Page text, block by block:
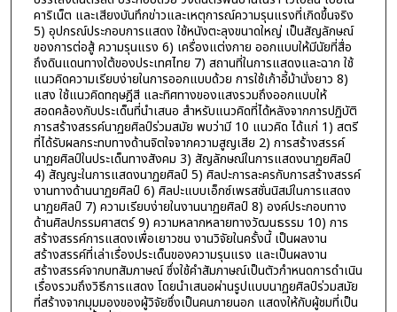
คาริเน็ต และเสียงบันทึกข่าวและเหตุการณ์ความรุนแรงที่เกิดขึ้นจริง
5) อุปกรณ์ประกอบการแสดง ใช้หนังตะลุงขนาดใหญ่ เป็นสัญลักษณ์
ของการต่อสู้ ความรุนแรง 6) เครื่องแต่งกาย ออกแบบให้มีนัยที่สื่อ
ถึงดินแดนทางใต้ของประเทศไทย 7) สถานที่ในการแสดงและฉาก ใช้
แนวคิดความเรียบง่ายในการออกแบบด้วย การใช้เก้าอี้ม้านั่งยาว 8)
แสง ใช้แนวคิดทฤษฎีสี และทิศทางของแสงรวมถึงออกแบบให้
สอดคล้องกับประเด็นที่นำเสนอ สำหรับแนวคิดที่ได้หลังจากการปฏิบัติ
การสร้างสรรค์นาฏยศิลป์ร่วมสมัย พบว่ามี 10 แนวคิด ได้แก่ 1) สตรี
ที่ได้รับผลกระทบทางด้านจิตใจจากความสูญเสีย 2) การสร้างสรรค์
นาฏยศิลป์ในประเด็นทางสังคม 3) สัญลักษณ์ในการแสดงนาฏยศิลป์
4) สัญญะในการแสดงนาฏยศิลป์ 5) ศิลปะการละครกับการสร้างสรรค์
งานทางด้านนาฏยศิลป์ 6) ศิลปะแบบเอ็กซ์เพรสชั่นนิสม์ในการแสดง
นาฏยศิลป์ 7) ความเรียบง่ายในงานนาฏยศิลป์ 8) องค์ประกอบทาง
ด้านศิลปกรรมศาสตร์ 9) ความหลากหลายทางวัฒนธรรม 10) การ
สร้างสรรค์การแสดงเพื่อเยาวชน งานวิจัยในครั้งนี้ เป็นผลงาน
สร้างสรรค์ที่เล่าเรื่องประเด็นของความรุนแรง และเป็นผลงาน
สร้างสรรค์จากบทสัมภาษณ์ ซึ่งใช้คำสัมภาษณ์เป็นตัวกำหนดการดำเนิน
เรื่องรวมถึงวิธีการแสดง โดยนำเสนอผ่านรูปแบบนาฏยศิลป์ร่วมสมัย
ที่สร้างจากมุมมองของผู้วิจัยซึ่งเป็นคนภายนอก แสดงให้กับผู้ชมที่เป็น